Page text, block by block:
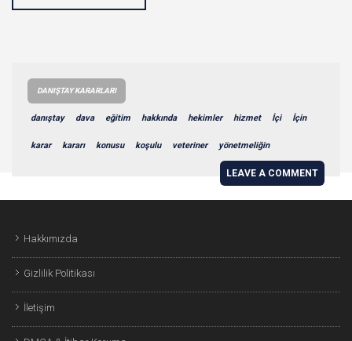
DANIŞTAY KARARLARI
danıştay dava eğitim hakkında hekimler hizmet İçi İçin
karar kararı konusu koşulu veteriner yönetmeliğin
LEAVE A COMMENT
Hakkımızda
Gizlilik Politikası
İletişim